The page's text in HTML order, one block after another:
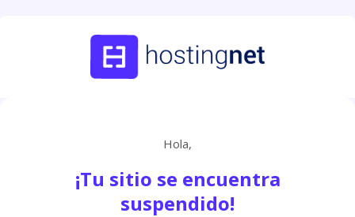
Hola,
¡Tu sitio se encuentra
suspendido!